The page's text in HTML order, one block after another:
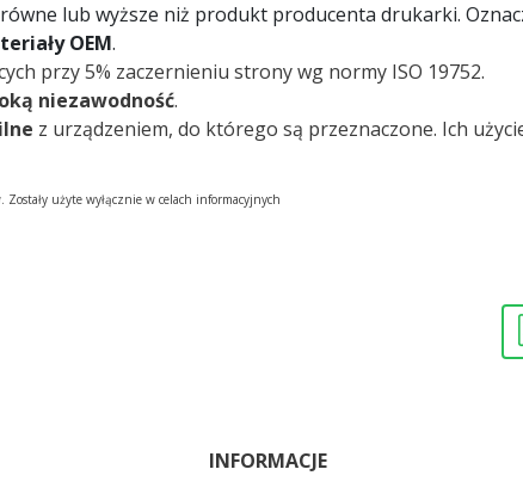
lub wyższe niż produkt producenta drukarki.
OEM.
przy 5% zaczernieniu strony wg normy ISO 19752.
niezawodność.
z urządzeniem, do którego są przeznaczone. Ich
użyte wyłącznie w celach informacyjnych
INFORMACJE